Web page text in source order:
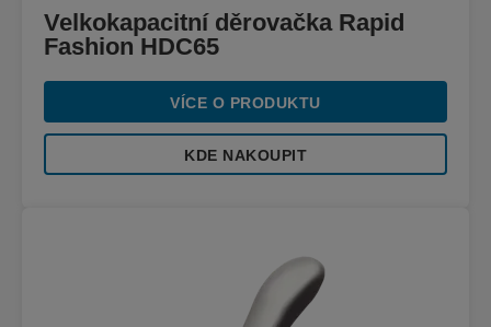
Velkokapacitní děrovačka Rapid
Fashion HDC65
VÍCE O PRODUKTU
KDE NAKOUPIT